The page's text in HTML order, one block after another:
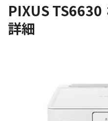
PIXUS TS6630
詳細